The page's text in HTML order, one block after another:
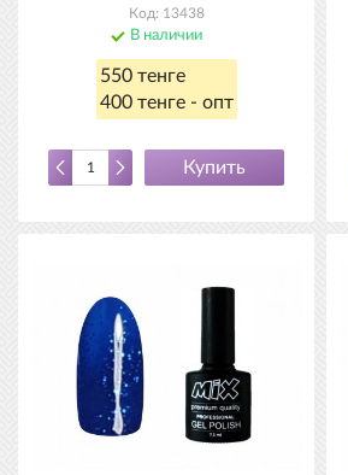
Код: 13438
В наличии
550 тенге
400 тенге - опт
Купить